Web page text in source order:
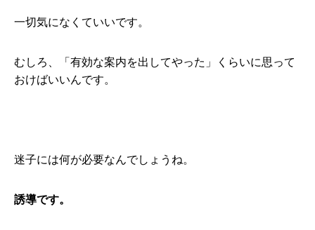
一切気になくていいです。
むしろ、「有効な案内を出してやった」くらいに思って
おけばいいんです。
迷子には何が必要なんでしょうね。
誘導です。